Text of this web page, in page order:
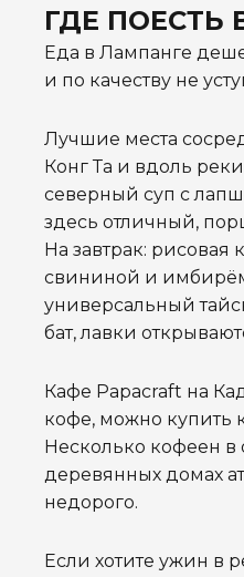
ГДЕ ПОЕСТЬ
Еда в Лампанге
и по качеству не
Лучшие места
Конг Та и вдоль
северный суп с
здесь отличный,
На завтрак: рисовая
свининой и
универсальный
бат, лавки
Кафе Papacraft на
кофе, можно купить
Несколько кофеен в
деревянных домах
недорого.
Если хотите ужин в